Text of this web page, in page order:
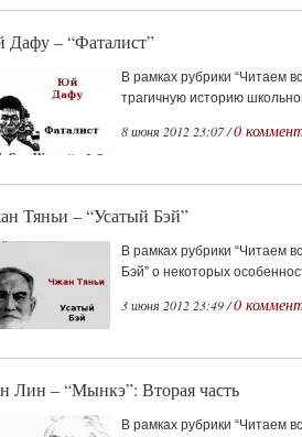
– “Фаталист”
В рамках рубрики “Читаем
трагичную историю
8 июня 2012 23:07 /0
Тяньи – “Усатый Бэй”
В рамках рубрики “Читаем
Бэй” о некоторых
3 июня 2012 23:49 /0
Лин – “Мынкэ”: Вторая часть
В рамках рубрики “Читаем